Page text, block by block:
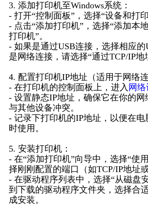
3. 添加打印机至Windows系统：
- 打开“控制面板”，选择“设备和打印
- 点击“添加打印机”，选择“添加本
打印机”。
- 如果是通过USB连接，选择相应的
是网络连接，请选择“通过TCP/IP地
4. 配置打印机IP地址（适用于网络连
- 在打印机的控制面板上，进入 网
- 设置静态IP地址，确保它在你的网
与其他设备冲突。
- 记录下打印机的IP地址，以便在
时使用。
5. 安装打印机：
- 在“添加打印机”向导中，选择“使
择刚刚配置的端口（如TCP/IP地址
- 在驱动程序列表中，选择“从磁盘
到下载的驱动程序文件夹，选择合
成安装。